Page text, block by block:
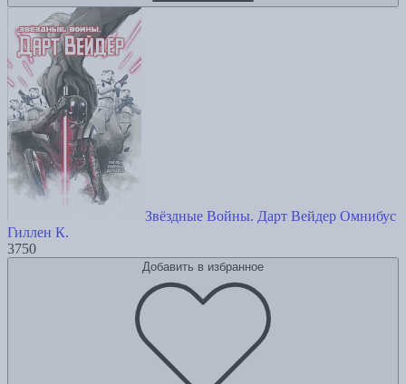
Звёздные Войны. Дарт Вейдер Омнибус
Гиллен К.
3750
Добавить в избранное